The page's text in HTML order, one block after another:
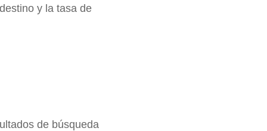
y la tasa de
de búsqueda